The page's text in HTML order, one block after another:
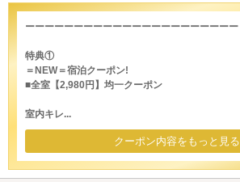
ーーーーーーーーーーーーーーーーーーーーーー
特典①
＝NEW＝宿泊クーポン!
■全室【2,980円】均一クーポン
室内キレ...
クーポン内容をもっと見る